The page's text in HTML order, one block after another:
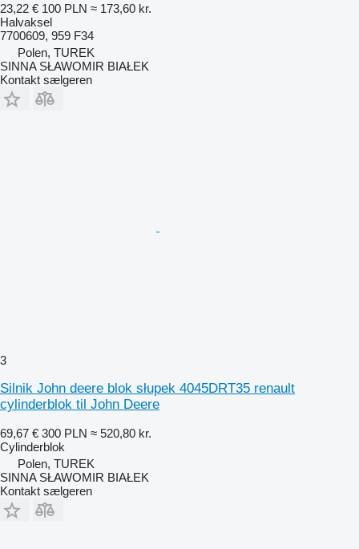
23,22 € 100 PLN ≈ 173,60 kr.
Halvaksel
7700609, 959 F34
Polen, TUREK
SINNA SŁAWOMIR BIAŁEK
Kontakt sælgeren
3
Silnik John deere blok słupek 4045DRT35 renault
cylinderblok til John Deere
69,67 € 300 PLN ≈ 520,80 kr.
Cylinderblok
Polen, TUREK
SINNA SŁAWOMIR BIAŁEK
Kontakt sælgeren